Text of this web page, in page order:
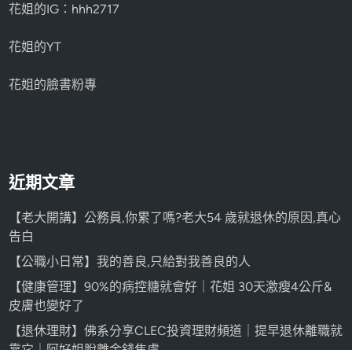
花姐的IG：hhh2717
花姐的YT
花姐的臉書粉專
近期文章
【老大開講】公務員,你累了嗎?老大54 歲就退休的原因,真心
告白
【公職小日常】我的善良,只給對我善良的人
【健康管理】90%的病控糖就會好｜花姐 30天激瘦4公斤&
皮膚也變好了
【退休理財】佛系分享CLEC投資理財頻道｜提早退休離職就